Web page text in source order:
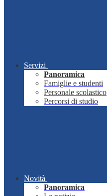
Servizi
Panoramica
Famiglie e studenti
Personale scolastico
Percorsi di studio
Novità
Panoramica